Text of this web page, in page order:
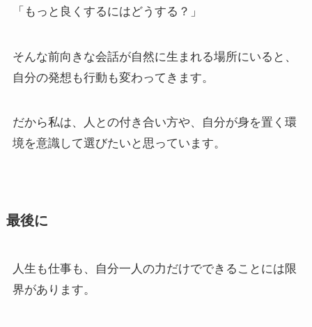
「もっと良くするにはどうする？」
そんな前向きな会話が自然に生まれる場所にいると、
自分の発想も行動も変わってきます。
だから私は、人との付き合い方や、自分が身を置く環
境を意識して選びたいと思っています。
最後に
人生も仕事も、自分一人の力だけでできることには限
界があります。